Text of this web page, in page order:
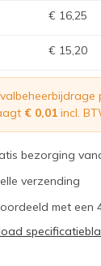
€ 16,25
€ 15,20
€ 0,01 incl.
bezorging
verzending
met een